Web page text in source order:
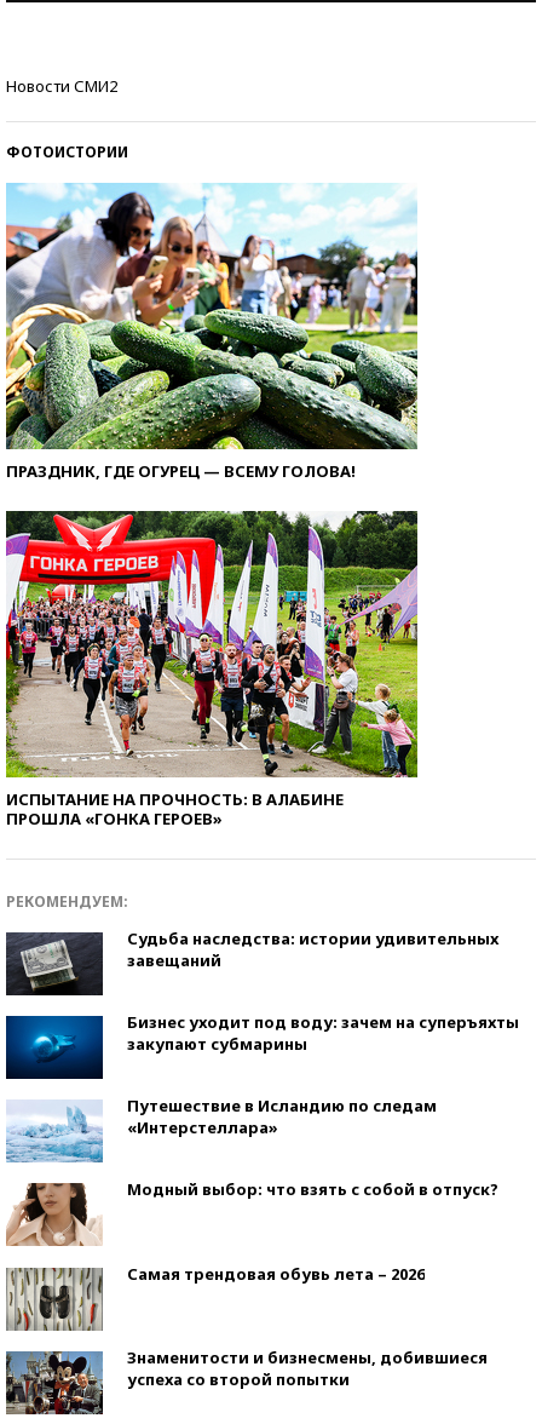
Новости СМИ2
ФОТОИСТОРИИ
ПРАЗДНИК, ГДЕ ОГУРЕЦ — ВСЕМУ ГОЛОВА!
ИСПЫТАНИЕ НА ПРОЧНОСТЬ: В АЛАБИНЕ
ПРОШЛА «ГОНКА ГЕРОЕВ»
РЕКОМЕНДУЕМ:
Судьба наследства: истории удивительных
завещаний
Бизнес уходит под воду: зачем на суперъяхты
закупают субмарины
Путешествие в Исландию по следам
«Интерстеллара»
Модный выбор: что взять с собой в отпуск?
Самая трендовая обувь лета – 2026
Знаменитости и бизнесмены, добившиеся
успеха со второй попытки